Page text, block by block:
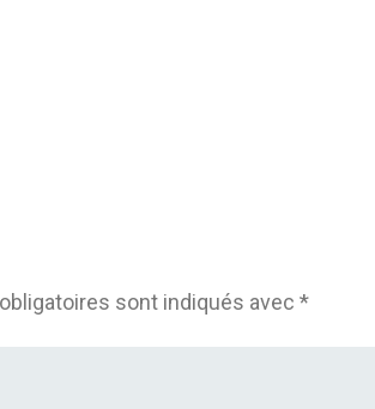
sont indiqués avec *